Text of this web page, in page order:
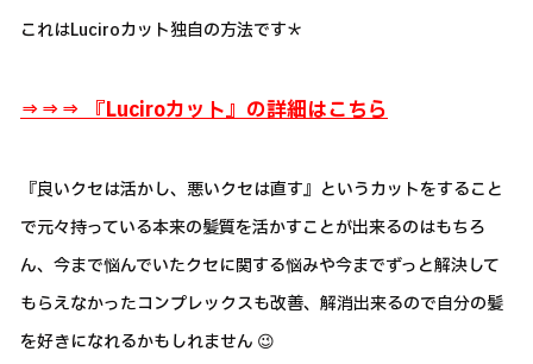
これはLuciroカット独自の方法です＊
⇒⇒⇒ 『Luciroカット』の詳細はこちら
『良いクセは活かし、悪いクセは直す』というカットをすること
で元々持っている本来の髪質を活かすことが出来るのはもちろ
ん、今まで悩んでいたクセに関する悩みや今までずっと解決して
もらえなかったコンプレックスも改善、解消出来るので自分の髪
を好きになれるかもしれません 😉